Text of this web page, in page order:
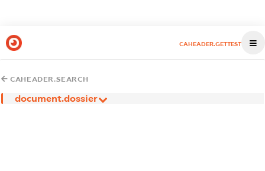
CAHEADER.GETTEST
CAHEADER.SEARCH
document.dossier